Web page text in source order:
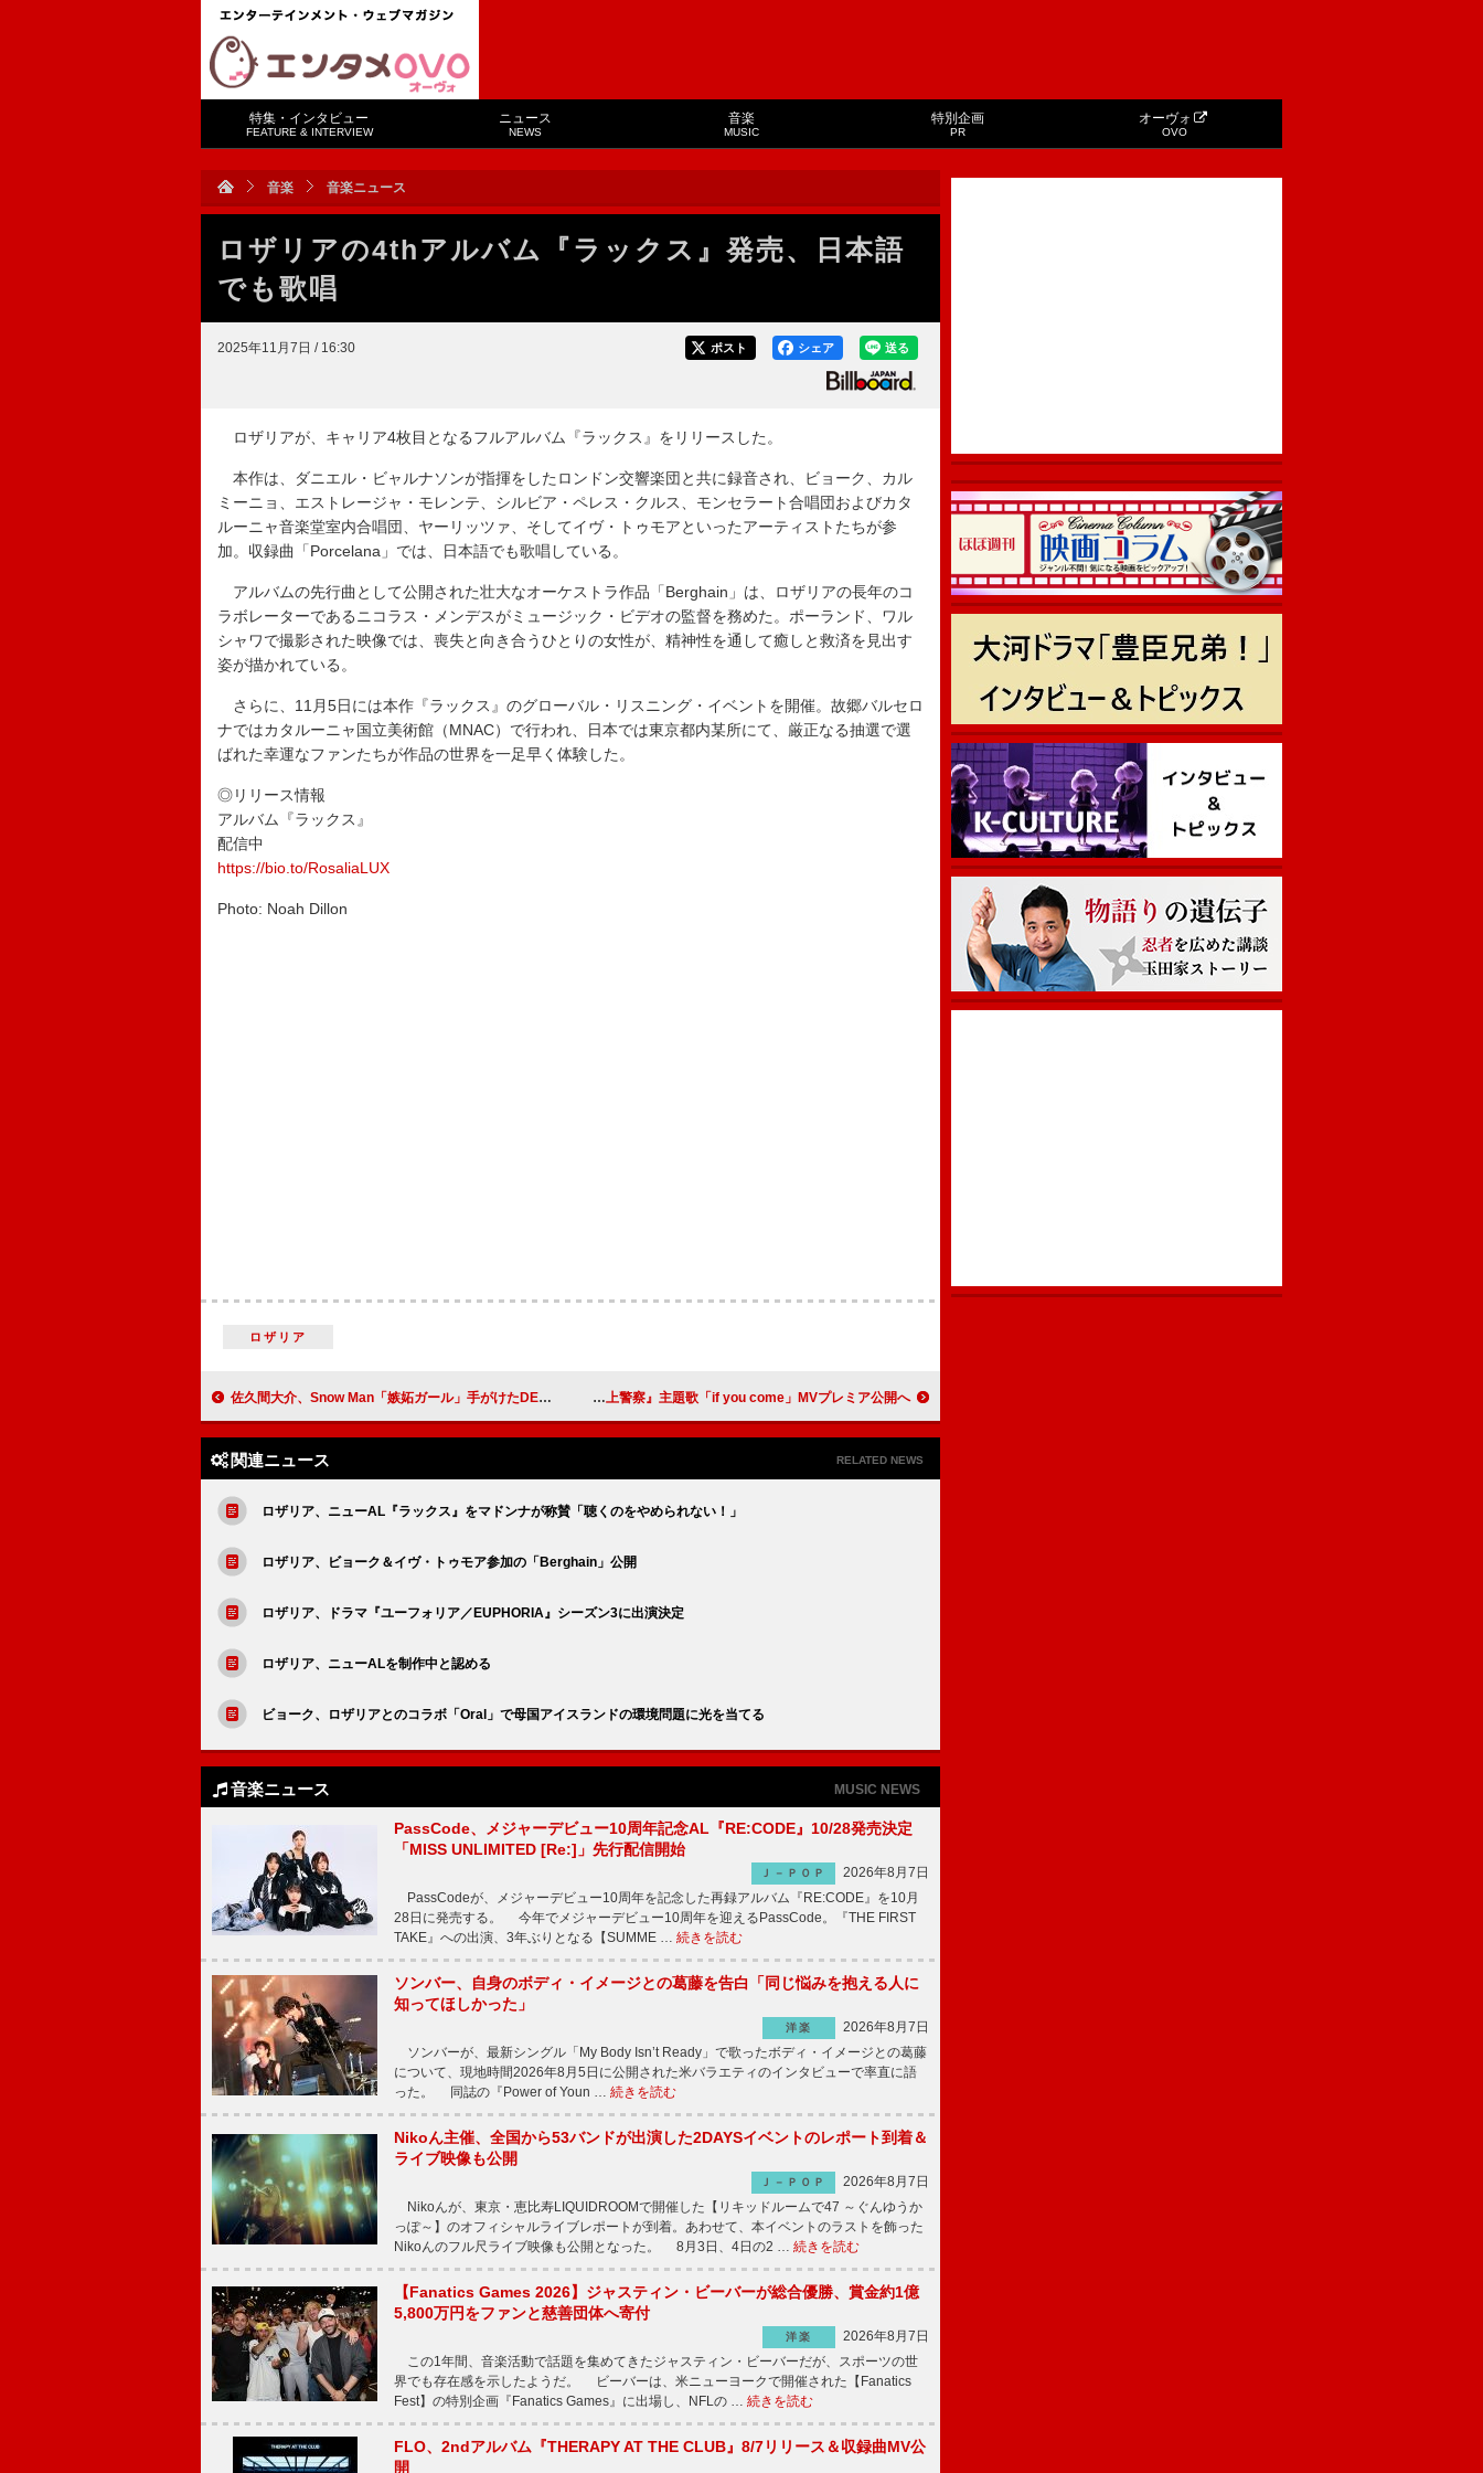
特集・インタビュー
FEATURE & INTERVIEW
ニュース
NEWS
音楽
MUSIC
特別企画
PR
オーヴォ
OVO
音楽 音楽ニュース
ロザリアの4thアルバム『ラックス』発売、日本語
でも歌唱
2025年11月7日 / 16:30 送る
シェア
ポスト
ロザリアが、キャリア4枚目となるフルアルバム『ラックス』をリリースした。
本作は、ダニエル・ビャルナソンが指揮をしたロンドン交響楽団と共に録音され、ビョーク、カル
ミーニョ、エストレージャ・モレンテ、シルビア・ペレス・クルス、モンセラート合唱団およびカタ
ルーニャ音楽堂室内合唱団、ヤーリッツァ、そしてイヴ・トゥモアといったアーティストたちが参
加。収録曲「Porcelana」では、日本語でも歌唱している。
アルバムの先行曲として公開された壮大なオーケストラ作品「Berghain」は、ロザリアの長年のコ
ラボレーターであるニコラス・メンデスがミュージック・ビデオの監督を務めた。ポーランド、ワル
シャワで撮影された映像では、喪失と向き合うひとりの女性が、精神性を通して癒しと救済を見出す
姿が描かれている。
さらに、11月5日には本作『ラックス』のグローバル・リスニング・イベントを開催。故郷バルセロ
ナではカタルーニャ国立美術館（MNAC）で行われ、日本では東京都内某所にて、厳正なる抽選で選
ばれた幸運なファンたちが作品の世界を一足早く体験した。
◎リリース情報
アルバム『ラックス』
配信中
https://bio.to/RosaliaLUX
Photo: Noah Dillon
ロザリア
佐久間大介、Snow Man「嫉妬ガール」手がけたDECO*27とラジオ共演 楽曲制作の裏話も Aqua Timez、フジ火9ドラマ『新東京水上警察』主題歌「if you come」MVプレミア公開へ
関連ニュース RELATED NEWS
ロザリア、ニューAL『ラックス』をマドンナが称賛「聴くのをやめられない！」
ロザリア、ビョーク＆イヴ・トゥモア参加の「Berghain」公開
ロザリア、ドラマ『ユーフォリア／EUPHORIA』シーズン3に出演決定
ロザリア、ニューALを制作中と認める
ビョーク、ロザリアとのコラボ「Oral」で母国アイスランドの環境問題に光を当てる
音楽ニュース MUSIC NEWS
PassCode、メジャーデビュー10周年記念AL『RE:CODE』10/28発売決定
「MISS UNLIMITED [Re:]」先行配信開始
Ｊ－ＰＯＰ
2026年8月7日
PassCodeが、メジャーデビュー10周年を記念した再録アルバム『RE:CODE』を10月
28日に発売する。 今年でメジャーデビュー10周年を迎えるPassCode。『THE FIRST
TAKE』への出演、3年ぶりとなる【SUMME … 続きを読む
ソンバー、自身のボディ・イメージとの葛藤を告白「同じ悩みを抱える人に
知ってほしかった」
洋楽
2026年8月7日
ソンバーが、最新シングル「My Body Isn’t Ready」で歌ったボディ・イメージとの葛藤
について、現地時間2026年8月5日に公開された米バラエティのインタビューで率直に語
った。 同誌の『Power of Youn … 続きを読む
Nikoん主催、全国から53バンドが出演した2DAYSイベントのレポート到着＆
ライブ映像も公開
Ｊ－ＰＯＰ
2026年8月7日
Nikoんが、東京・恵比寿LIQUIDROOMで開催した【リキッドルームで47 ～ぐんゆうか
っぽ～】のオフィシャルライブレポートが到着。あわせて、本イベントのラストを飾った
Nikoんのフル尺ライブ映像も公開となった。 8月3日、4日の2 … 続きを読む
【Fanatics Games 2026】ジャスティン・ビーバーが総合優勝、賞金約1億
5,800万円をファンと慈善団体へ寄付
洋楽
2026年8月7日
この1年間、音楽活動で話題を集めてきたジャスティン・ビーバーだが、スポーツの世
界でも存在感を示したようだ。 ビーバーは、米ニューヨークで開催された【Fanatics
Fest】の特別企画『Fanatics Games』に出場し、NFLの … 続きを読む
FLO、2ndアルバム『THERAPY AT THE CLUB』8/7リリース＆収録曲MV公
開